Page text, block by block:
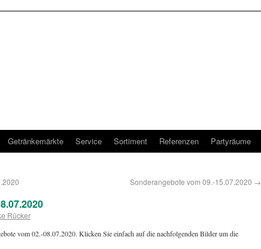
Getränkemärkte Service Sortiment Referenzen Partyräume
Sonderangebote vom 09.-15.07.2020 →
Rücker
vom 02.-08.07.2020. Klicken Sie einfach auf die nachfolgenden Bilder um die